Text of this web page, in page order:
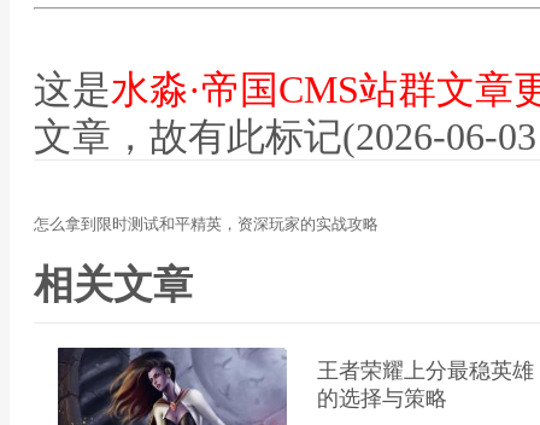
这是水淼·帝国CMS站群文章
文章，故有此标记(2026-06-
怎么拿到限时测试和平精英，资深玩家的实战攻略
相关文章
王者荣耀上分最稳英
的选择与策略